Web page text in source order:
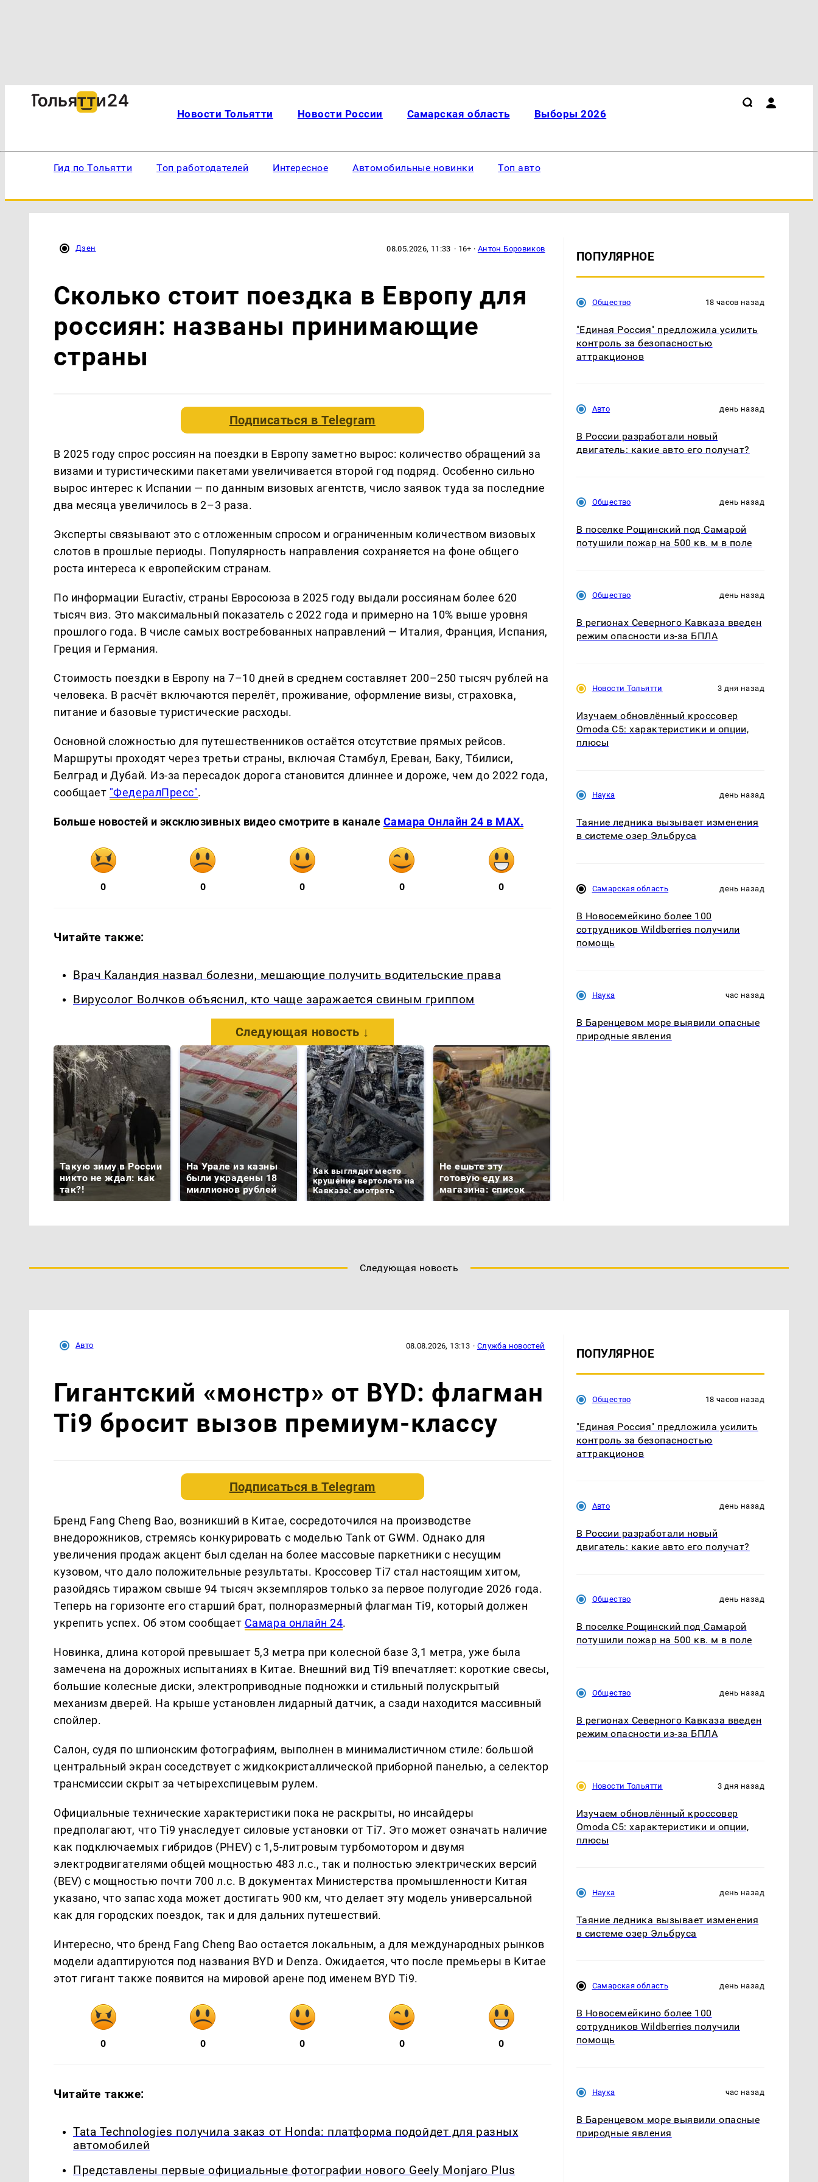
Новости Тольятти Новости России Самарская область Выборы 2026
Гид по Тольятти Топ работодателей Интересное Автомобильные новинки Топ авто
Дзен 08.05.2026, 11:33 · 16+ · Антон Боровиков
Сколько стоит поездка в Европу для
россиян: названы принимающие
страны
Подписаться вTelegram
В 2025 году спрос россиян на поездки в Европу заметно вырос: количество обращений за
визами и туристическими пакетами увеличивается второй год подряд. Особенно сильно
вырос интерес к Испании — по данным визовых агентств, число заявок туда за последние
два месяца увеличилось в 2–3 раза.
Эксперты связывают это с отложенным спросом и ограниченным количеством визовых
слотов в прошлые периоды. Популярность направления сохраняется на фоне общего
роста интереса к европейским странам.
По информации Euractiv, страны Евросоюза в 2025 году выдали россиянам более 620
тысяч виз. Это максимальный показатель с 2022 года и примерно на 10% выше уровня
прошлого года. В числе самых востребованных направлений — Италия, Франция, Испания,
Греция и Германия.
Стоимость поездки в Европу на 7–10 дней в среднем составляет 200–250 тысяч рублей на
человека. В расчёт включаются перелёт, проживание, оформление визы, страховка,
питание и базовые туристические расходы.
Основной сложностью для путешественников остаётся отсутствие прямых рейсов.
Маршруты проходят через третьи страны, включая Стамбул, Ереван, Баку, Тбилиси,
Белград и Дубай. Из-за пересадок дорога становится длиннее и дороже, чем до 2022 года,
сообщает "ФедералПресс".
Больше новостей и эксклюзивных видео смотрите в канале Самара Онлайн 24 в MAX.
0 0 0 0 0
Читайте также:
Врач Каландия назвал болезни, мешающие получить водительские права
Вирусолог Волчков объяснил, кто чаще заражается свиным гриппом
Следующая новость ↓
Такую зиму в России
никто не ждал: как
так?!
На Урале из казны
были украдены 18
миллионов рублей
Как выглядит место
крушение вертолета на
Кавказе: смотреть
Не ешьте эту
готовую еду из
магазина: список
ПОПУЛЯРНОЕ
Общество 18 часов назад
"Единая Россия" предложила усилить
контроль за безопасностью
аттракционов
Авто день назад
В России разработали новый
двигатель: какие авто его получат?
Общество день назад
В поселке Рощинский под Самарой
потушили пожар на 500 кв. м в поле
Общество день назад
В регионах Северного Кавказа введен
режим опасности из-за БПЛА
Новости Тольятти 3 дня назад
Изучаем обновлённый кроссовер
Omoda C5: характеристики и опции,
плюсы
Наука день назад
Таяние ледника вызывает изменения
в системе озер Эльбруса
Самарская область день назад
В Новосемейкино более 100
сотрудников Wildberries получили
помощь
Наука час назад
В Баренцевом море выявили опасные
природные явления
Следующая новость
Авто 08.08.2026, 13:13 · Служба новостей
Гигантский «монстр» от BYD: флагман
Ti9 бросит вызов премиум-классу
Подписаться вTelegram
Бренд Fang Cheng Bao, возникший в Китае, сосредоточился на производстве
внедорожников, стремясь конкурировать с моделью Tank от GWM. Однако для
увеличения продаж акцент был сделан на более массовые паркетники с несущим
кузовом, что дало положительные результаты. Кроссовер Ti7 стал настоящим хитом,
разойдясь тиражом свыше 94 тысяч экземпляров только за первое полугодие 2026 года.
Теперь на горизонте его старший брат, полноразмерный флагман Ti9, который должен
укрепить успех. Об этом сообщает Самара онлайн 24.
Новинка, длина которой превышает 5,3 метра при колесной базе 3,1 метра, уже была
замечена на дорожных испытаниях в Китае. Внешний вид Ti9 впечатляет: короткие свесы,
большие колесные диски, электроприводные подножки и стильный полускрытый
механизм дверей. На крыше установлен лидарный датчик, а сзади находится массивный
спойлер.
Салон, судя по шпионским фотографиям, выполнен в минималистичном стиле: большой
центральный экран соседствует с жидкокристаллической приборной панелью, а селектор
трансмиссии скрыт за четырехспицевым рулем.
Официальные технические характеристики пока не раскрыты, но инсайдеры
предполагают, что Ti9 унаследует силовые установки от Ti7. Это может означать наличие
как подключаемых гибридов (PHEV) с 1,5-литровым турбомотором и двумя
электродвигателями общей мощностью 483 л.с., так и полностью электрических версий
(BEV) с мощностью почти 700 л.с. В документах Министерства промышленности Китая
указано, что запас хода может достигать 900 км, что делает эту модель универсальной
как для городских поездок, так и для дальних путешествий.
Интересно, что бренд Fang Cheng Bao остается локальным, а для международных рынков
модели адаптируются под названия BYD и Denza. Ожидается, что после премьеры в Китае
этот гигант также появится на мировой арене под именем BYD Ti9.
0 0 0 0 0
Читайте также:
Tata Technologies получила заказ от Honda: платформа подойдет для разных
автомобилей
Представлены первые официальные фотографии нового Geely Monjaro Plus
ПОПУЛЯРНОЕ
Общество 18 часов назад
"Единая Россия" предложила усилить
контроль за безопасностью
аттракционов
Авто день назад
В России разработали новый
двигатель: какие авто его получат?
Общество день назад
В поселке Рощинский под Самарой
потушили пожар на 500 кв. м в поле
Общество день назад
В регионах Северного Кавказа введен
режим опасности из-за БПЛА
Новости Тольятти 3 дня назад
Изучаем обновлённый кроссовер
Omoda C5: характеристики и опции,
плюсы
Наука день назад
Таяние ледника вызывает изменения
в системе озер Эльбруса
Самарская область день назад
В Новосемейкино более 100
сотрудников Wildberries получили
помощь
Наука час назад
В Баренцевом море выявили опасные
природные явления